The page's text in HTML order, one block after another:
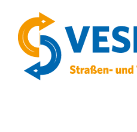
content